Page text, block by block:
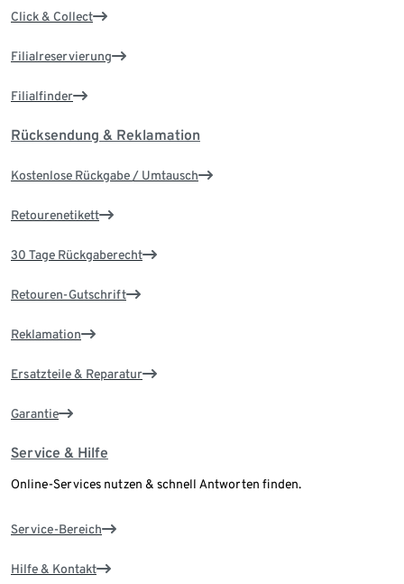
Click & Collect
Filialreservierung
Filialfinder
Rücksendung & Reklamation
Kostenlose Rückgabe / Umtausch
Retourenetikett
30 Tage Rückgaberecht
Retouren-Gutschrift
Reklamation
Ersatzteile & Reparatur
Garantie
Service & Hilfe
Online-Services nutzen & schnell Antworten finden.
Service-Bereich
Hilfe & Kontakt